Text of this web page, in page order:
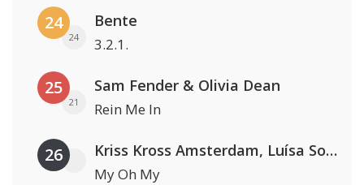
24
24
Bente
3.2.1.
25
21
Sam Fender & Olivia Dean
Rein Me In
26 Kriss Kross Amsterdam, Luísa Sonza & Willy William
My Oh My